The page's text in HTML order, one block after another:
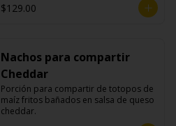
$129.00
Nachos para compartir
Cheddar
Porción para compartir de totopos de
maíz fritos bañados en salsa de queso
cheddar.